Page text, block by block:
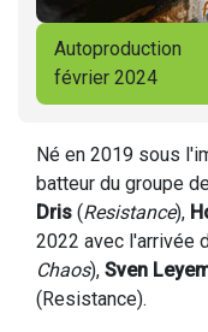
Autoproduction
février 2024
Né en 2019 sous
batteur du groupe
Dris (Resistance),
2022 avec l'arrivée
Chaos), Sven
(Resistance).